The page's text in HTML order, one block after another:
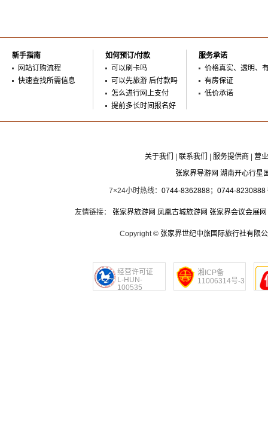
新手指南
网站订购流程
快速查找所需信息
如何预订/付款
可以刷卡吗
可以先旅游 后付款吗
怎么进行网上支付
提前多长时间报名好
服务承诺
价格真实、透明、
有房保证
低价承诺
关于我们 联系我们 服务提供商
营
张家界导游网 湖南开心行星
7×24小时热线： 0744-8362888； 0744-8230888
友情链接： 张家界旅游网 凤凰古城旅游网 张家界会议会展网
Copyright © 张家界世纪中旅国际旅行社有限
经营许可证
L-HUN-
100535
湘ICP备
11006314号-3